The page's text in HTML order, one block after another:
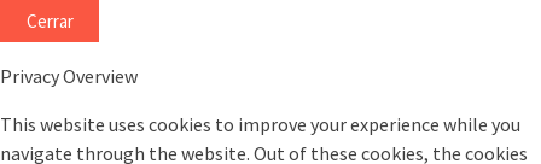
Cerrar
Privacy Overview
This website uses cookies to improve your experience while you
navigate through the website. Out of these cookies, the cookies